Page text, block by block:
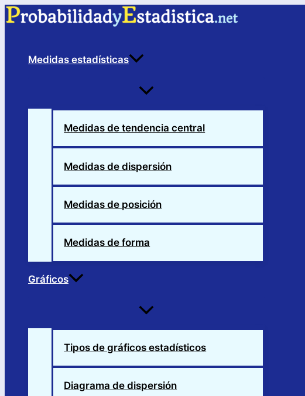
Ir
Medidas estadísticas
Alternar
Medidas de tendencia central
Medidas de dispersión
Medidas de posición
Medidas de forma
Gráficos
Alternar
Tipos de gráficos estadísticos
Diagrama de dispersión